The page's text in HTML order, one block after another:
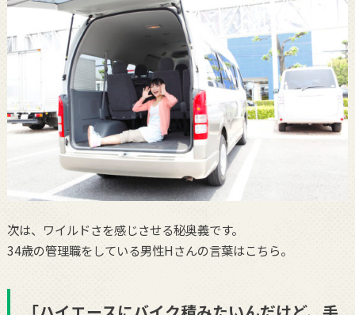
次は、ワイルドさを感じさせる秘奥義です。
34歳の管理職をしている男性Hさんの言葉はこちら。